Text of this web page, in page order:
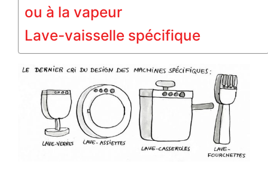
ou à la vapeur
Lave-vaisselle spécifique